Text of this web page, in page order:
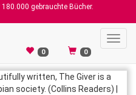
180.000 gebrauchte Bücher.
0 0